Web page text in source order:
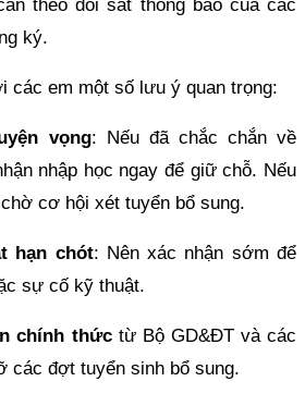
theo dõi sát thông báo của các
ký.
các em một số lưu ý quan trọng:
vọng: Nếu đã chắc chắn về
nhập học ngay để giữ chỗ. Nếu
cơ hội xét tuyển bổ sung.
hạn chót: Nên xác nhận sớm để
sự cố kỹ thuật.
chính thứctừ Bộ GD&ĐT và các
các đợt tuyển sinh bổ sung.